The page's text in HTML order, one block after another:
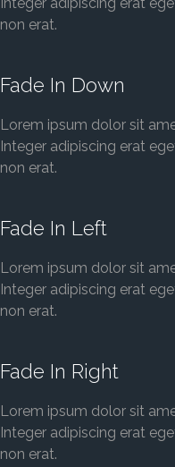
non erat.
Fade In Down
Lorem ipsum dolor sit
Integer adipiscing erat
non erat.
Fade In Left
Lorem ipsum dolor sit
Integer adipiscing erat
non erat.
Fade In Right
Lorem ipsum dolor sit
Integer adipiscing erat
non erat.